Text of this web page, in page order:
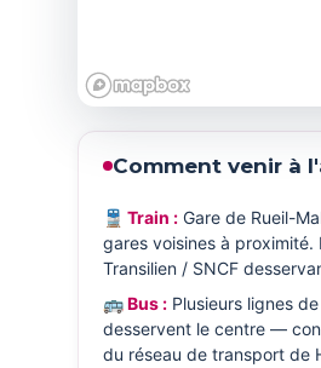
Comment venir à
🚆 Train :Gare de Rueil-
gares voisines à proximité.
Transilien / SNCF
🚌 Bus :Plusieurs lignes
desservent le centre —
du réseau de transport de